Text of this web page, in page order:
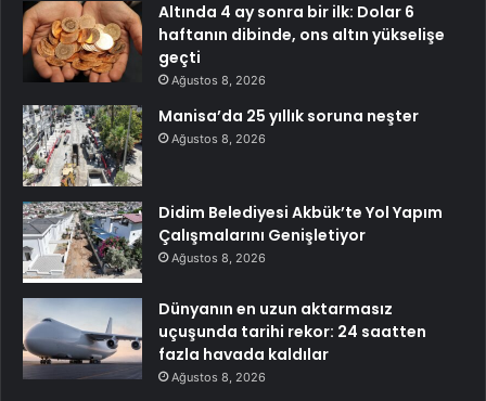
Altında 4 ay sonra bir ilk: Dolar 6
haftanın dibinde, ons altın yükselişe
geçti
Ağustos 8, 2026
Manisa’da 25 yıllık soruna neşter
Ağustos 8, 2026
Didim Belediyesi Akbük’te Yol Yapım
Çalışmalarını Genişletiyor
Ağustos 8, 2026
Dünyanın en uzun aktarmasız
uçuşunda tarihi rekor: 24 saatten
fazla havada kaldılar
Ağustos 8, 2026